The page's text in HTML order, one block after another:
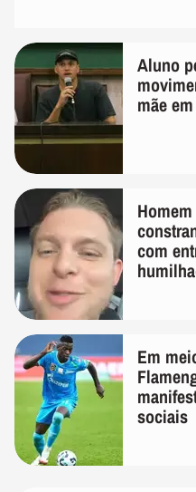
Aluno
mãe
com
Em
sociais